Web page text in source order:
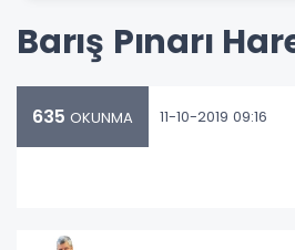
Barış Pınarı
635 OKUNMA 11-10-2019 09:16